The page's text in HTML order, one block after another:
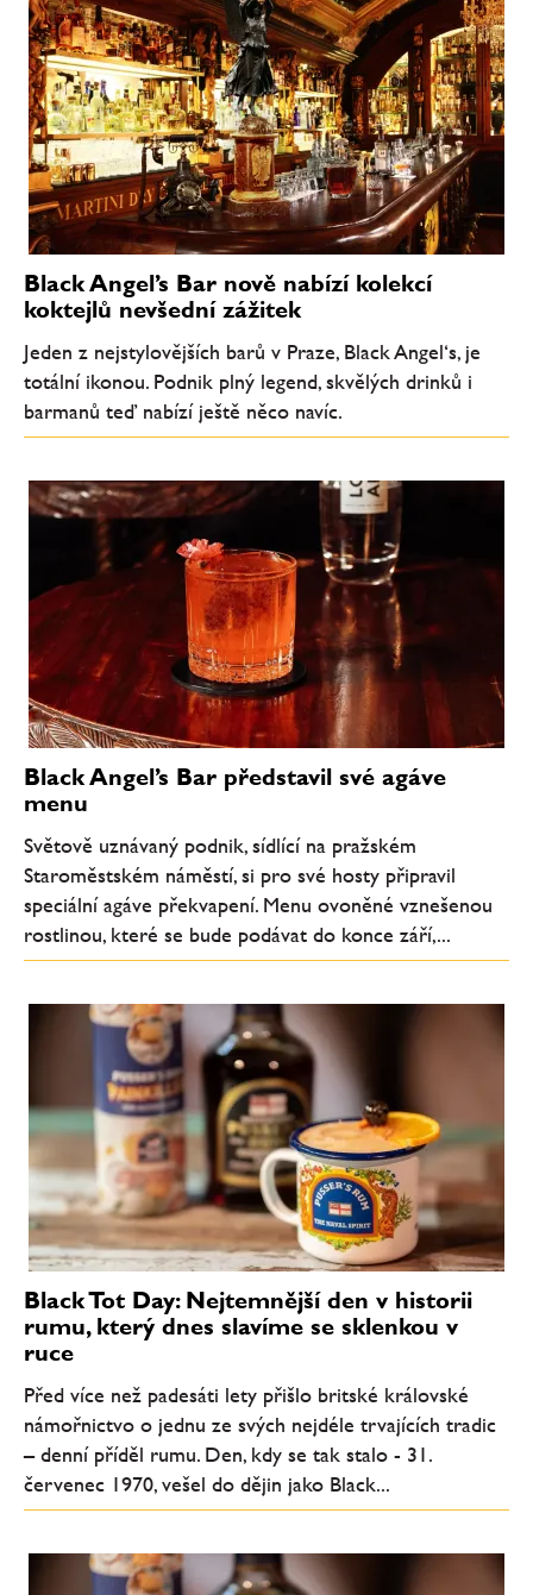
Black Angel’s Bar nově nabízí kolekcí
koktejlů nevšední zážitek
Jeden z nejstylovějších barů v Praze, Black Angel‘s, je
totální ikonou. Podnik plný legend, skvělých drinků i
barmanů teď nabízí ještě něco navíc.
Black Angel’s Bar představil své agáve
menu
Světově uznávaný podnik, sídlící na pražském
Staroměstském náměstí, si pro své hosty připravil
speciální agáve překvapení. Menu ovoněné vznešenou
rostlinou, které se bude podávat do konce září,...
Black Tot Day: Nejtemnější den v historii
rumu, který dnes slavíme se sklenkou v
ruce
Před více než padesáti lety přišlo britské královské
námořnictvo o jednu ze svých nejdéle trvajících tradic
– denní příděl rumu. Den, kdy se tak stalo - 31.
červenec 1970, vešel do dějin jako Black...